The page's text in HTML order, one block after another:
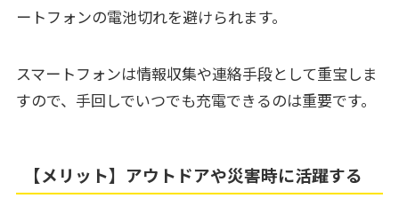
ートフォンの電池切れを避けられます。
スマートフォンは情報収集や連絡手段として重宝しま
すので、手回しでいつでも充電できるのは重要です。
【メリット】アウトドアや災害時に活躍する